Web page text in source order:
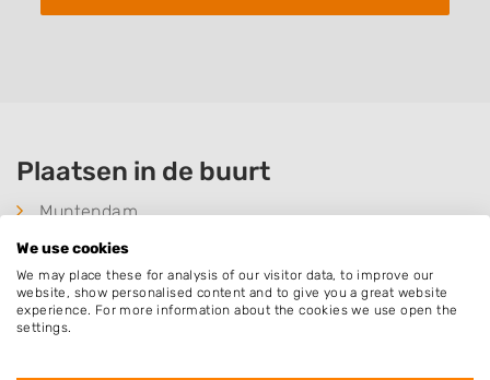
Plaatsen in de buurt
Muntendam
Westerlee
Veendam
Scheemda
Heiligerlee
We use cookies
We may place these for analysis of our visitor data, to improve our
website, show personalised content and to give you a great website
experience. For more information about the cookies we use open the
settings.